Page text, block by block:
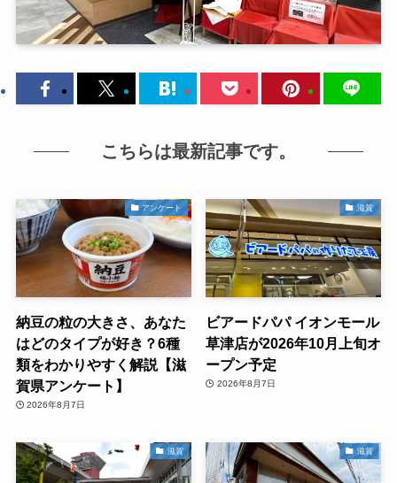
こちらは最新記事です。
アンケート
納豆の粒の大きさ、あなた
はどのタイプが好き？6種
類をわかりやすく解説【滋
賀県アンケート】
2026年8月7日
滋賀
ビアードパパ イオンモール
草津店が2026年10月上旬オ
ープン予定
2026年8月7日
滋賀 滋賀